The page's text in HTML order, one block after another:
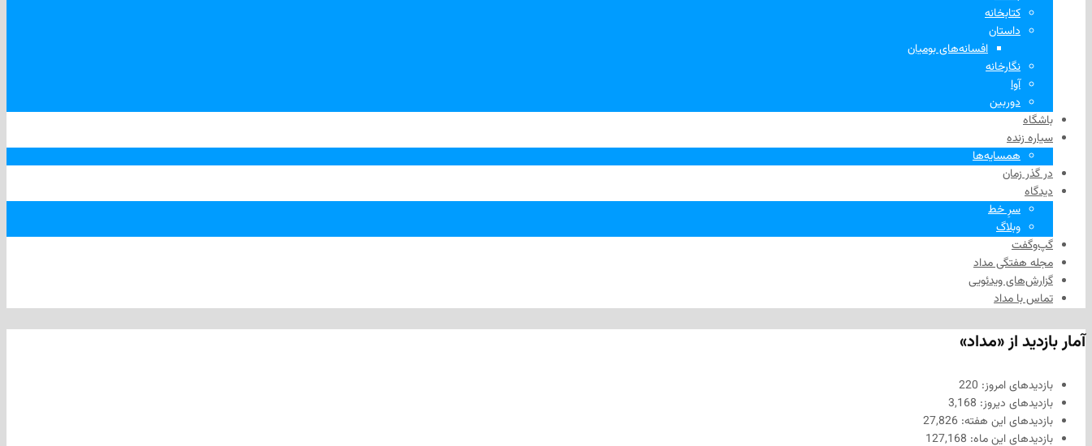
کتابخانه
داستان
افسانه‌های بومیان
نگارخانه
آوا
دوربین
باشگاه
سیاره زنده
همسایه‌ها
در گذر زمان
دیدگاه
سرِ خط
وبلاگ
گپ‌وگفت
مجله هفتگی مداد
گزارش‌های ویدئویی
تماس با مداد
آمار بازدید از «مداد»
بازدیدهای امروز: 220
بازدیدهای دیروز: 3,168
بازدیدهای این هفته: 27,826
بازدیدهای این ماه: 127,168